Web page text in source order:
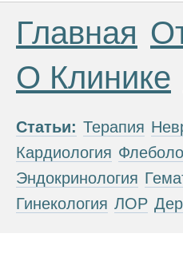
Главная
О Клинике
Статьи: Терапия
Кардиология
Эндокринология
Гинекология ЛОР